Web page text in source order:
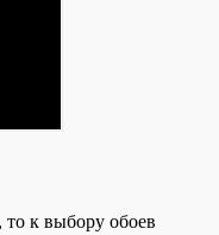
к выбору обоев